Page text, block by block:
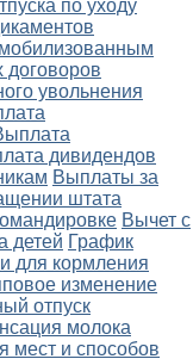
по уходу
договоров
увольнения
дивидендов
Выплаты за
штата
Вычет с
детей График
для кормления
изменение
отпуск
молока
мест и способов